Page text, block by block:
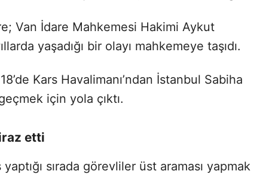
Van İdare Mahkemesi Hakimi Aykut
yaşadığı bir olayı mahkemeye taşıdı.
Kars Havalimanı’ndan İstanbul Sabiha
için yola çıktı.
etti
sırada görevliler üst araması yapmak